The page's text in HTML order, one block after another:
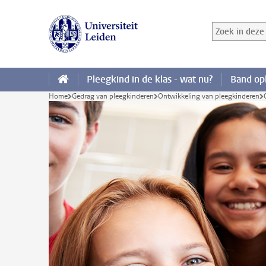
Zoek in deze
Zoekterm
Pleegkind in de klas - wat nu? Band
Home Gedrag van pleegkinderen Ontwikkeling van pleegkinderen